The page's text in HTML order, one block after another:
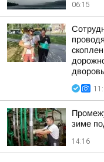
06:15
зиме
14:16